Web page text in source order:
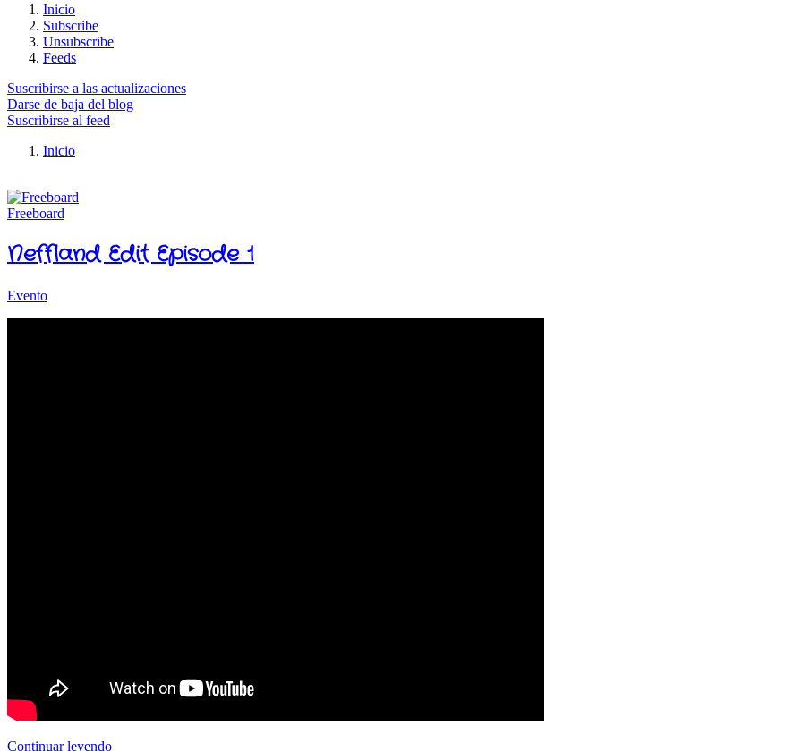
Inicio
Subscribe
Unsubscribe
Feeds
Suscribirse a las actualizaciones
Darse de baja del blog
Suscribirse al feed
Inicio
Freeboard
Neffland Edit Episode 1
Evento
Continuar leyendo